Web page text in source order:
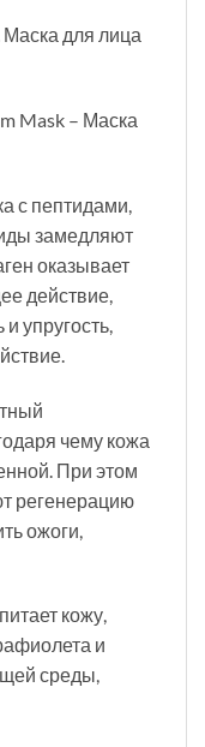
Маска для лица
Mask – Маска
с пептидами,
замедляют
оказывает
действие,
упругость,
чему кожа
При этом
регенерацию
ожоги,
кожу,
и
среды,